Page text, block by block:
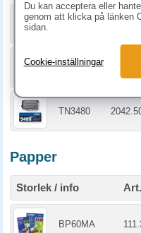
TN3430
TN3480
Papper
Storlek / info
BP60MA
Du kan acceptera eller
genom att klicka på länken
sidan.
Cookie-inställningar